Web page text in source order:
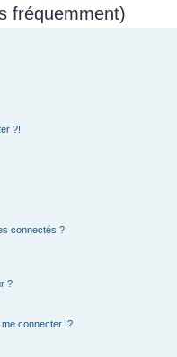
fréquemment)
?!
connectés ?
?
connecter !?